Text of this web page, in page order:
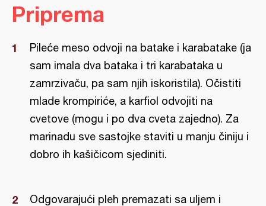
Priprema
Pileće meso odvoji na batake i karabatake (ja
sam imala dva bataka i tri karabataka u
zamrzivaču, pa sam njih iskoristila). Očistiti
mlade krompiriće, a karfiol odvojiti na
cvetove (mogu i po dva cveta zajedno). Za
marinadu sve sastojke staviti u manju činiju i
dobro ih kašičicom sjediniti.
Odgovarajući pleh premazati sa uljem i